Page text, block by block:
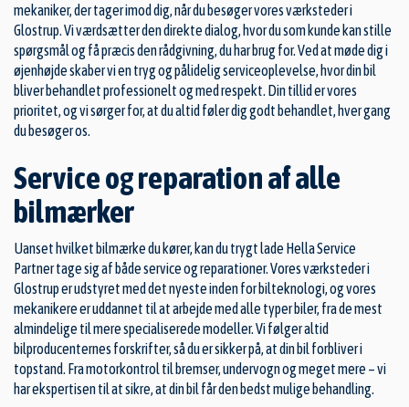
mekaniker, der tager imod dig, når du besøger vores værksteder i
Glostrup. Vi værdsætter den direkte dialog, hvor du som kunde kan stille
spørgsmål og få præcis den rådgivning, du har brug for. Ved at møde dig i
øjenhøjde skaber vi en tryg og pålidelig serviceoplevelse, hvor din bil
bliver behandlet professionelt og med respekt. Din tillid er vores
prioritet, og vi sørger for, at du altid føler dig godt behandlet, hver gang
du besøger os.
Service og reparation af alle
bilmærker
Uanset hvilket bilmærke du kører, kan du trygt lade Hella Service
Partner tage sig af både service og reparationer. Vores værksteder i
Glostrup er udstyret med det nyeste inden for bilteknologi, og vores
mekanikere er uddannet til at arbejde med alle typer biler, fra de mest
almindelige til mere specialiserede modeller. Vi følger altid
bilproducenternes forskrifter, så du er sikker på, at din bil forbliver i
topstand. Fra motorkontrol til bremser, undervogn og meget mere – vi
har ekspertisen til at sikre, at din bil får den bedst mulige behandling.